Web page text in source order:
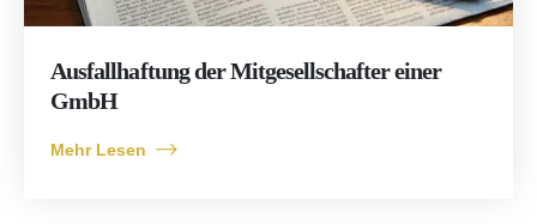
Ausfallhaftung der Mitgesellschafter einer
GmbH
Mehr Lesen